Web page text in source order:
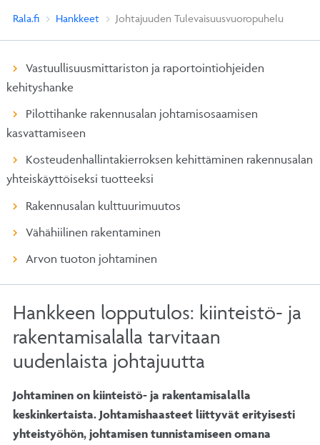
Rala.fi Hankkeet Johtajuuden Tulevaisuusvuoropuhelu
Vastuullisuusmittariston ja raportointiohjeiden
kehityshanke
Pilottihanke rakennusalan johtamisosaamisen
kasvattamiseen
Kosteudenhallintakierroksen kehittäminen rakennusalan
yhteiskäyttöiseksi tuotteeksi
Rakennusalan kulttuurimuutos
Vähähiilinen rakentaminen
Arvon tuoton johtaminen
Hankkeen lopputulos: kiinteistö- ja
rakentamisalalla tarvitaan
uudenlaista johtajuutta
Johtaminen on kiinteistö- ja rakentamisalalla
keskinkertaista. Johtamishaasteet liittyvät erityisesti
yhteistyöhön, johtamisen tunnistamiseen omana